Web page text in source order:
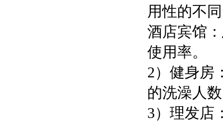
用性的不
酒店宾馆
使用率。
2）健身房
的洗澡人
3）理发店